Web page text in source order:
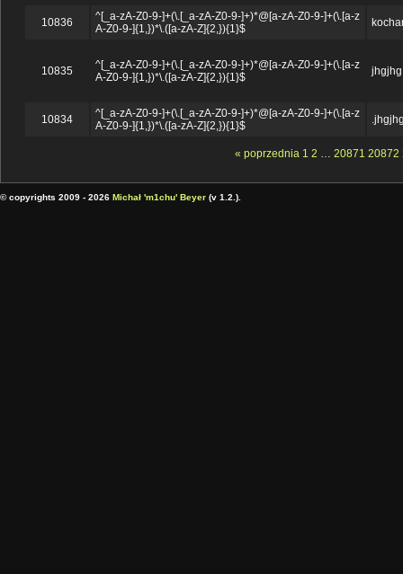
10836
^[_a-zA-Z0-9-]+(\.[_a-zA-Z0-9-]+)*@[a-zA-Z0-9-]+(\.[a-z
A-Z0-9-]{1,})*\.([a-zA-Z]{2,}){1}$
10835
^[_a-zA-Z0-9-]+(\.[_a-zA-Z0-9-]+)*@[a-zA-Z0-9-]+(\.[a-z
A-Z0-9-]{1,})*\.([a-zA-Z]{2,}){1}$
10834
^[_a-zA-Z0-9-]+(\.[_a-zA-Z0-9-]+)*@[a-zA-Z0-9-]+(\.[a-z
A-Z0-9-]{1,})*\.([a-zA-Z]{2,}){1}$
« poprzednia 1 2 … 20871 20872
© copyrights 2009 - 2026 Michał 'm1chu' Beyer (v 1.2.).